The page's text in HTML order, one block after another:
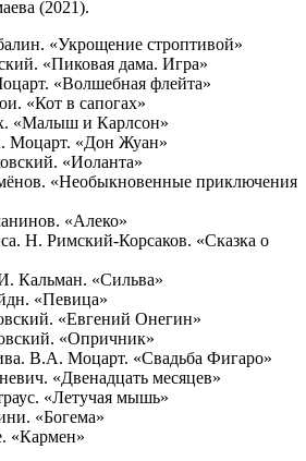
(2021).
«Укрощение строптивой»
«Пиковая дама. Игра»
«Волшебная флейта»
«Кот в сапогах»
«Малыш и Карлсон»
Моцарт. «Дон Жуан»
«Иоланта»
«Необыкновенные приключения
«Алеко»
Н. Римский-Корсаков. «Сказка о
Кальман. «Сильва»
«Певица»
«Евгений Онегин»
«Опричник»
В.А. Моцарт. «Свадьба Фигаро»
«Двенадцать месяцев»
«Летучая мышь»
«Богема»
«Кармен»